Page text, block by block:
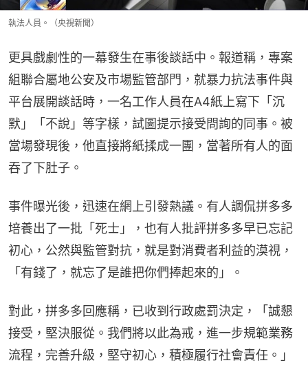
執法人員。（央視新聞）
更具戲劇性的一幕發生在事後談話中。報道稱，專案
組聯合屬地公安及市場監管部門，就暴力抗法事件與
平台展開談話時，一名工作人員在A4紙上寫下「沉
默」「不說」等字樣，試圖提示接受問詢的同事。被
當場發現後，他直接將紙揉成一團，當著所有人的面
吞了下肚子。
事件曝光後，迅速在網上引發熱議。有人調侃拼多多
培養出了一批「死士」，也有人批評拼多多早已忘記
初心，公然與監管對抗，就是對消費者利益的漠視，
「有錢了，就忘了是誰把你們捧起來的」。
對此，拼多多回應稱，已收到行政處罰決定，「誠懇
接受，堅決服從。我們將以此為戒，進一步規範業務
流程，完善升級，堅守初心，積極履行社會責任。」